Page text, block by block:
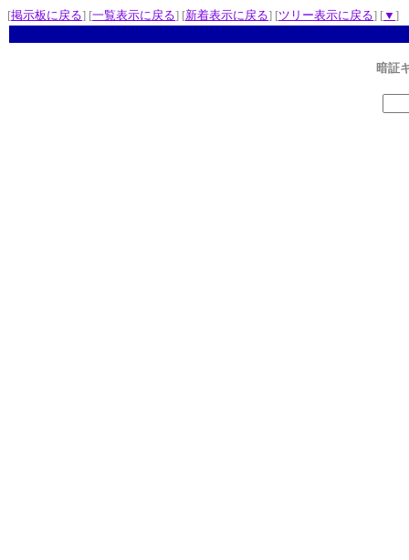
[掲示板に戻る] [一覧表示に戻る] [新着表示に戻る] [ツリー表示に戻る] [▼ ]
暗証